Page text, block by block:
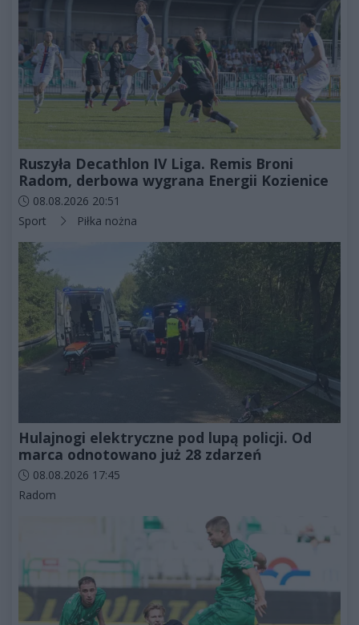
Ruszyła Decathlon IV Liga. Remis Broni
Radom, derbowa wygrana Energii Kozienice
Data dodania artykułu:
08.08.2026 20:51
Kategorie artykułu:
Sport Piłka nożna
Hulajnogi elektryczne pod lupą policji. Od
marca odnotowano już 28 zdarzeń
Data dodania artykułu:
08.08.2026 17:45
Kategorie artykułu:
Radom